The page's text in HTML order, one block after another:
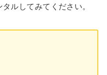
ルしてみてください。